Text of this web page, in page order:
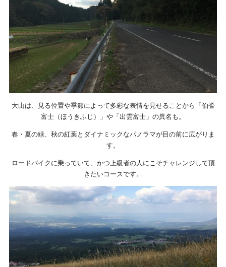
大山は、見る位置や季節によって多彩な表情を見せることから「伯耆
富士（ほうきふじ）」や「出雲富士」の異名も。
春・夏の緑、秋の紅葉とダイナミックなパノラマが目の前に広がりま
す。
ロードバイクに乗っていて、かつ上級者の人にこそチャレンジして頂
きたいコースです。